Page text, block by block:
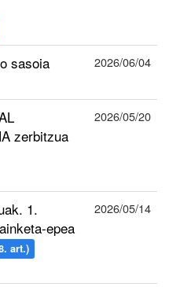
sasoia 2026/06/04
zerbitzua
2026/05/20
1.
epea
art.)
2026/05/14